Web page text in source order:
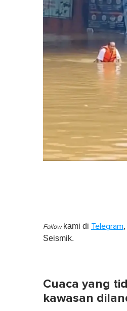
Follow kami di Telegram
Seismik.
Cuaca yang
kawasan